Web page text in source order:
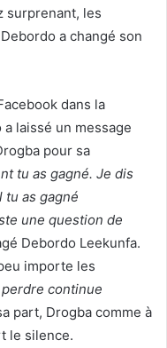
surprenant, les
a changé son
dans la
laissé un message
pour sa
tu as gagné. Je dis
as gagné
une question de
Debordo Leekunfa.
importe les
perdre continue
part, Drogba comme à
le silence.